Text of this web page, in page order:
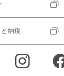
納税